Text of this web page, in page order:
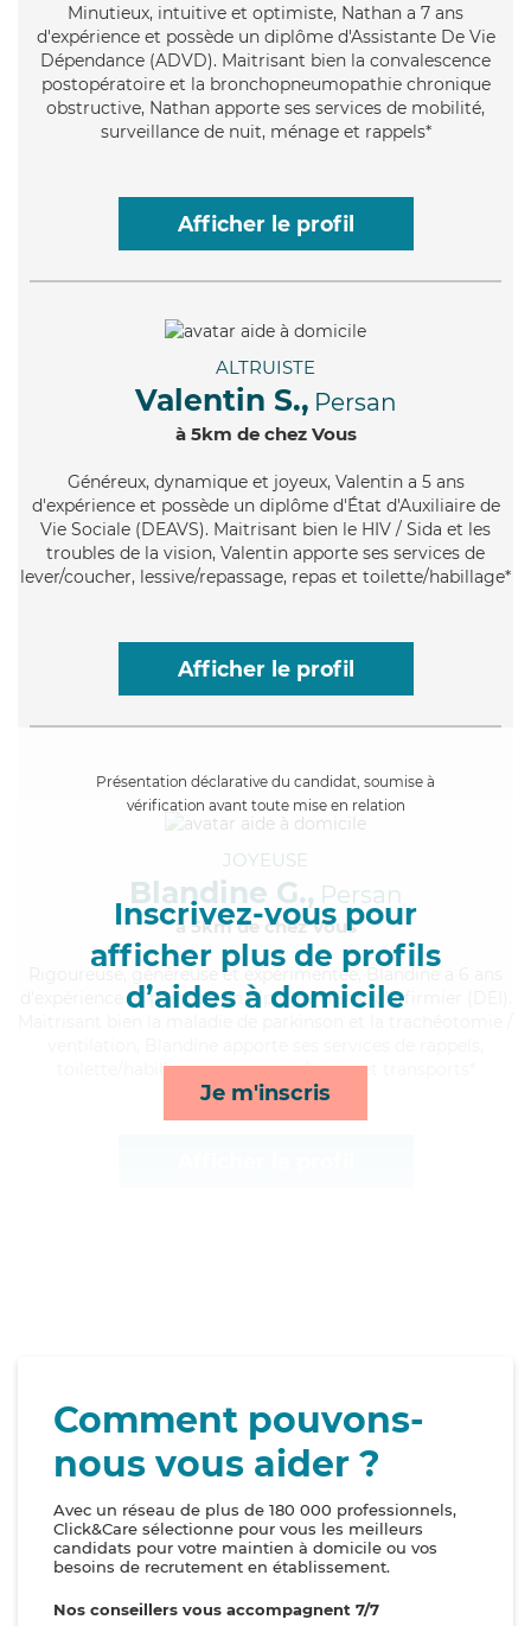
Minutieux, intuitive et optimiste, Nathan a 7 ans
d'expérience et possède un diplôme d'Assistante De Vie
Dépendance (ADVD). Maitrisant bien la convalescence
postopératoire et la bronchopneumopathie chronique
obstructive, Nathan apporte ses services de mobilité,
surveillance de nuit, ménage et rappels*
Afficher le profil
ALTRUISTE
Valentin S., Persan
à 5km de chez Vous
Généreux, dynamique et joyeux, Valentin a 5 ans
d'expérience et possède un diplôme d'État d'Auxiliaire de
Vie Sociale (DEAVS). Maitrisant bien le HIV / Sida et les
troubles de la vision, Valentin apporte ses services de
lever/coucher, lessive/repassage, repas et toilette/habillage*
Afficher le profil
Présentation déclarative du candidat, soumise à
vérification avant toute mise en relation
Inscrivez-vous pour
afficher plus de profils
d’aides à domicile
Je m'inscris
JOYEUSE
Blandine G., Persan
à 5km de chez Vous
, généreuse et expérimentée, Blandine a 6 ans
d'expérience et possède un diplôme d'Etat d'infirmier (DEI).
toilette/habillage, compagnie/loisirs et transports*
Comment pouvons-
nous vous aider ?
Avec un réseau de plus de 180 000 professionnels,
Click&Care sélectionne pour vous les meilleurs
candidats pour votre maintien à domicile ou vos
besoins de recrutement en établissement.
Nos conseillers vous accompagnent 7/7